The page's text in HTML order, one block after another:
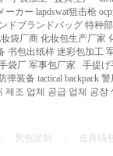
ーカー lapdswat狙击枪
ドブランドバッグ 特种
袋厂商 化妆包生产厂家
书包出纸样 迷彩包加工
袋厂 军事包厂家
手提げ
防弹装备 tactical backpack 警
제조 업체 공급 업체 공장
男包定制 皮具钱